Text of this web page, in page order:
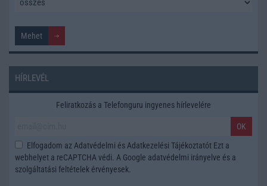
HÍRLEVÉL
Feliratkozás a Telefonguru ingyenes hírlevelére
OK
Elfogadom azAdatvédelmi és Adatkezelési Tájékoztatót Ezt a
webhelyet a reCAPTCHA védi. A Google adatvédelmi irányelve és a
szolgáltatási feltételek érvényesek.